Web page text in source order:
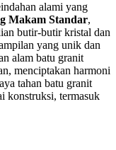
alami yang
Makam Standar,
butir-butir kristal dan
yang unik dan
alam batu granit
menciptakan harmoni
tahan batu granit
konstruksi, termasuk